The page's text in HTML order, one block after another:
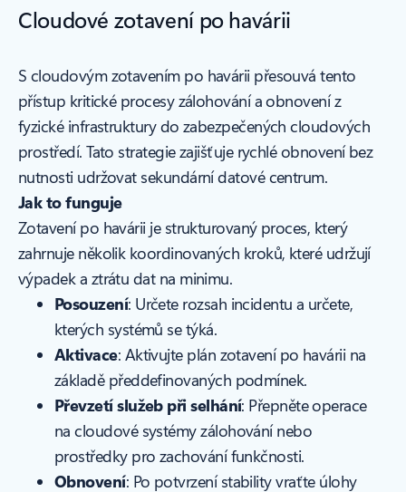
Cloudové zotavení po havárii
S cloudovým zotavením po havárii přesouvá tento
přístup kritické procesy zálohování a obnovení z
fyzické infrastruktury do zabezpečených cloudových
prostředí. Tato strategie zajišťuje rychlé obnovení bez
nutnosti udržovat sekundární datové centrum.
Jak to funguje
Zotavení po havárii je strukturovaný proces, který
zahrnuje několik koordinovaných kroků, které udržují
výpadek a ztrátu dat na minimu.
Posouzení: Určete rozsah incidentu a určete,
kterých systémů se týká.
Aktivace: Aktivujte plán zotavení po havárii na
základě předdefinovaných podmínek.
Převzetí služeb při selhání: Přepněte operace
na cloudové systémy zálohování nebo
prostředky pro zachování funkčnosti.
Obnovení: Po potvrzení stability vraťte úlohy